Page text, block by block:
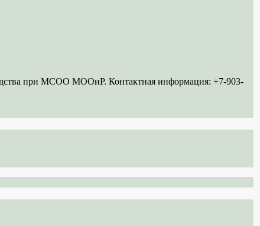
при МСОО МООиР. Контактная информация: +7-903-